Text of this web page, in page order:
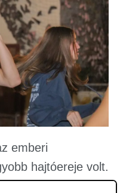
emberi
hajtóereje volt.
az égbolt